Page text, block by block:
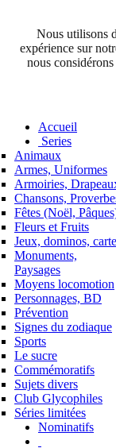
Nous utilisons
expérience sur
nous
Accueil
Series
Animaux
Armes, Uniformes
Armoiries,
Chansons,
Fêtes (Noël,
Fleurs et Fruits
Jeux, dominos,
Monuments,
Paysages
Moyens locomotion
Personnages, BD
Prévention
Signes du zodiaque
Sports
Le sucre
Commémoratifs
Sujets divers
Club Glycophiles
Séries limitées
Nominatifs